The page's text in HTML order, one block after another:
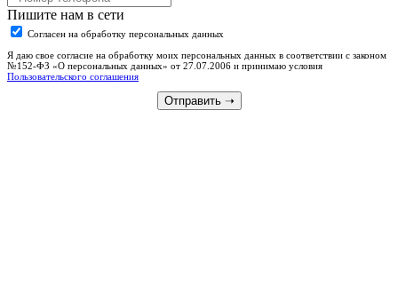
Пишите нам в сети
Согласен на обработку персональных данных
Я даю свое согласие на обработку моих персональных данных в соответствии с законом
№152-ФЗ «О персональных данных» от 27.07.2006 и принимаю условия
Пользовательского соглашения
Отправить➝